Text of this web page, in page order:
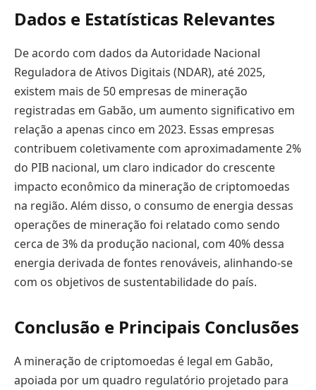
Dados e Estatísticas Relevantes
De acordo com dados da Autoridade Nacional
Reguladora de Ativos Digitais (NDAR), até 2025,
existem mais de 50 empresas de mineração
registradas em Gabão, um aumento significativo em
relação a apenas cinco em 2023. Essas empresas
contribuem coletivamente com aproximadamente 2%
do PIB nacional, um claro indicador do crescente
impacto econômico da mineração de criptomoedas
na região. Além disso, o consumo de energia dessas
operações de mineração foi relatado como sendo
cerca de 3% da produção nacional, com 40% dessa
energia derivada de fontes renováveis, alinhando-se
com os objetivos de sustentabilidade do país.
Conclusão e Principais Conclusões
A mineração de criptomoedas é legal em Gabão,
apoiada por um quadro regulatório projetado para